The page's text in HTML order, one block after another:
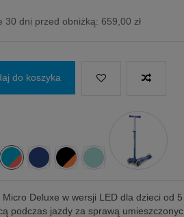
30 dni przed obniżką: 659,00 zł
do koszyka
Deluxe w wersji LED dla dzieci od
podczas jazdy za sprawą